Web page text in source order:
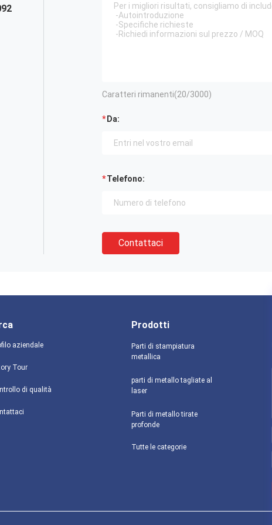
Caratteri rimanenti(20/3000)
Da:
Telefono:
Contattaci
aziendale
Tour
di qualità
Prodotti
Parti di stampiatura
metallica
parti di metallo tagliate al
laser
Parti di metallo tirate
profonde
Tutte le categorie